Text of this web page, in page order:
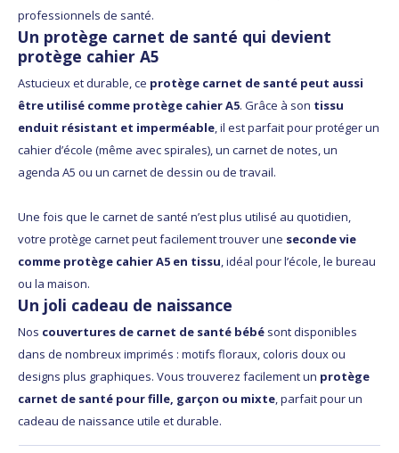
professionnels de santé.
Un protège carnet de santé qui devient
protège cahier A5
Astucieux et durable, ce protège carnet de santé peut aussi
être utilisé comme protège cahier A5. Grâce à son tissu
enduit résistant et imperméable, il est parfait pour protéger un
cahier d’école (même avec spirales), un carnet de notes, un
agenda A5 ou un carnet de dessin ou de travail.
Une fois que le carnet de santé n’est plus utilisé au quotidien,
votre protège carnet peut facilement trouver une seconde vie
comme protège cahier A5 en tissu, idéal pour l’école, le bureau
ou la maison.
Un joli cadeau de naissance
Nos couvertures de carnet de santé bébé sont disponibles
dans de nombreux imprimés : motifs floraux, coloris doux ou
designs plus graphiques. Vous trouverez facilement un protège
carnet de santé pour fille, garçon ou mixte, parfait pour un
cadeau de naissance utile et durable.